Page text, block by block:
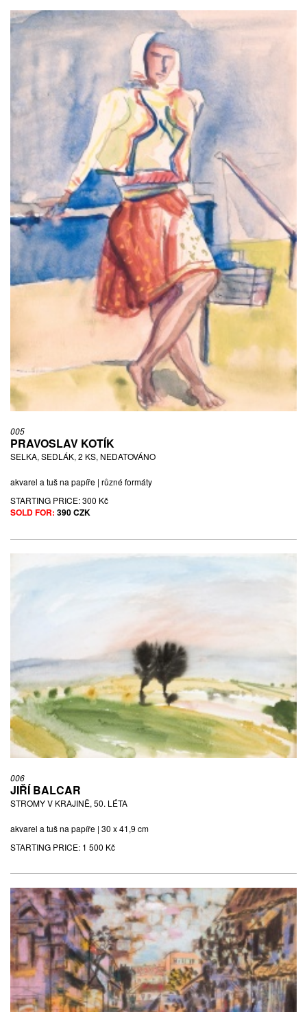
005
PRAVOSLAV KOTÍK
SELKA, SEDLÁK, 2 KS, NEDATOVÁNO
akvarel a tuš na papíře | různé formáty
STARTING PRICE:300 Kč
SOLD FOR: 390 CZK
006
JIŘÍ BALCAR
STROMY V KRAJINĚ, 50. LÉTA
akvarel a tuš na papíře | 30 x 41,9 cm
STARTING PRICE: 1 500 Kč